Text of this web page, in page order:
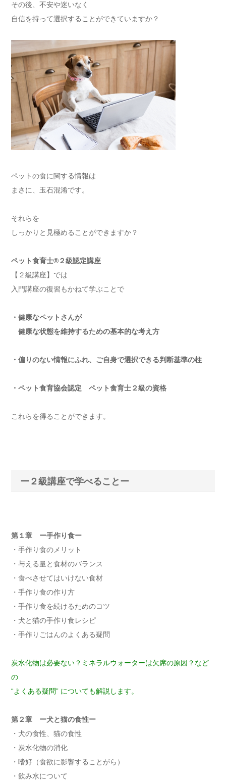
その後、不安や迷いなく
自信を持って選択することができていますか？
ペットの食に関する情報は
まさに、玉石混淆です。
それらを
しっかりと見極めることができますか？
ペット食育士®️２級認定講座
【２級講座】 では
入門講座の復習もかねて学ぶことで
・健康なペットさんが
健康な状態を維持するための基本的な考え方
・偏りのない情報にふれ、ご自身で選択できる判断基準の柱
・ペット食育協会認定 ペット食育士２級の資格
これらを得ることができます。
ー２級講座で学べることー
第１章 ー手作り食ー
・手作り食のメリット
・与える量と食材のバランス
・食べさせてはいけない食材
・手作り食の作り方
・手作り食を続けるためのコツ
・犬と猫の手作り食レシピ
・手作りごはんのよくある疑問
炭水化物は必要ない？ミネラルウォーターは欠席の原因？など
の
“よくある疑問” についても解説します。
第２章 ー犬と猫の食性ー
・犬の食性、猫の食性
・炭水化物の消化
・嗜好（食欲に影響することがら）
・飲み水について